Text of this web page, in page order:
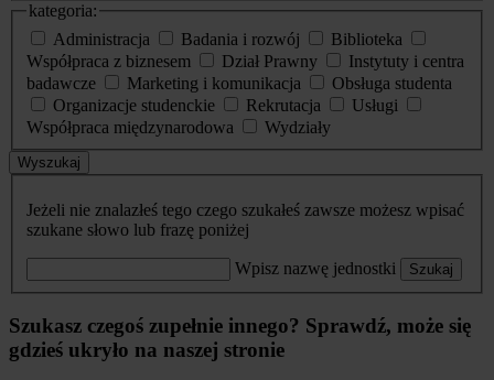
kategoria:
Administracja
Badania i rozwój
Biblioteka
Współpraca z biznesem
Dział Prawny
Instytuty i centra
badawcze
Marketing i komunikacja
Obsługa studenta
Organizacje studenckie
Rekrutacja
Usługi
Współpraca międzynarodowa
Wydziały
Wyszukaj
Jeżeli nie znalazłeś tego czego szukałeś zawsze możesz wpisać
szukane słowo lub frazę poniżej
Wpisz nazwę jednostki Szukaj
Szukasz czegoś zupełnie innego? Sprawdź, może się
gdzieś ukryło na naszej stronie